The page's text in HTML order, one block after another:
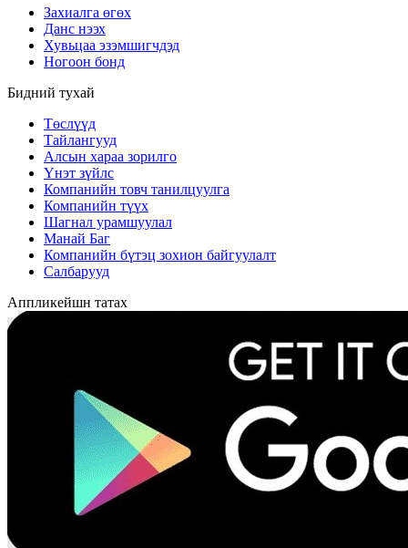
Захиалга өгөх
Данс нээх
Хувьцаа эзэмшигчдэд
Ногоон бонд
Бидний тухай
Төслүүд
Тайлангууд
Алсын хараа зорилго
Үнэт зүйлс
Компанийн товч танилцуулга
Компанийн түүх
Шагнал урамшуулал
Манай Баг
Компанийн бүтэц зохион байгуулалт
Салбарууд
Аппликейшн татах